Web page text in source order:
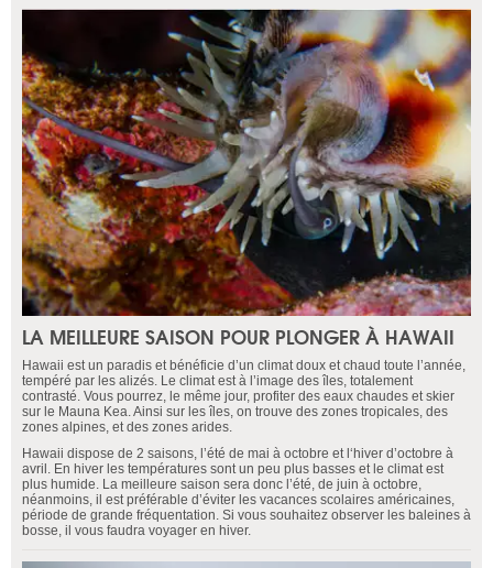
LA MEILLEURE SAISON POUR PLONGER À HAWAII
Hawaii est un paradis et bénéficie d’un climat doux et chaud toute l’année,
tempéré par les alizés. Le climat est à l’image des îles, totalement
contrasté. Vous pourrez, le même jour, profiter des eaux chaudes et skier
sur le Mauna Kea. Ainsi sur les îles, on trouve des zones tropicales, des
zones alpines, et des zones arides.
Hawaii dispose de 2 saisons, l’été de mai à octobre et l‘hiver d’octobre à
avril. En hiver les températures sont un peu plus basses et le climat est
plus humide. La meilleure saison sera donc l’été, de juin à octobre,
néanmoins, il est préférable d’éviter les vacances scolaires américaines,
période de grande fréquentation. Si vous souhaitez observer les baleines à
bosse, il vous faudra voyager en hiver.